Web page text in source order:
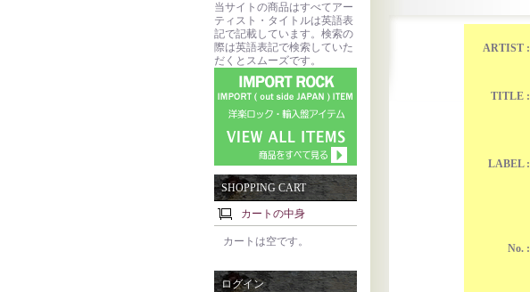
当サイトの商品はすべてアー
ティスト・タイトルは英語表
記で記載しています。検索の
際は英語表記で検索していた
だくとスムーズです。
SHOPPING CART
カートの中身
カートは空です。
ログイン
ARTIST :
TITLE :
LABEL :
No. :